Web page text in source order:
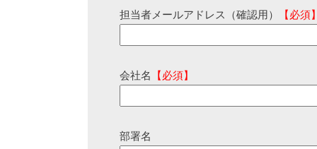
担当者メールアドレス（確認用） 【必須
会社名 【必須】
部署名